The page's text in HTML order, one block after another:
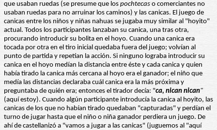
que usaban ruedas (se presume que los pochtecas o comerciantes no
usaban ruedas para no arruinar los caminos) y las canicas. El juego de
canicas entre los niños y niñas nahuas se jugaba muy similar al "hoyito"
actual. Todos los participantes lanzaban su canica, una tras otra,
procurando introducir su bolita en el hoyo. Cuando una canica era
tocada por otra en el tiro inicial quedaba fuera del juego; volvían al
punto de partida y repetían la acción. Si ninguno lograba introducir su
canica en el hoyo medían la distancia entre éste y cada canica y quien
había tirado la canica más cercana al hoyo era el ganador; el niño que
medía las distancias declaraba cuál canica era la más próxima y
preguntaba de quién era; entonces el tirador decía: "ca, nican nican"
(aquí estoy). Cuando algún participante introducía la canica al hoyito, las
canicas de los que no habían tirado quedaban "capturadas" y perdían el
turno de jugar hasta que el niño o niña ganador perdiera un juego. De
ahí de castellanizó a "vamos a jugar a las canicas" (juguemos al "aquí